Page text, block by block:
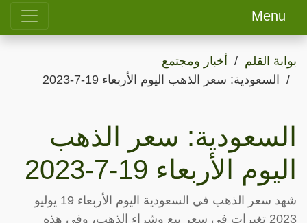
Menu
بوابة القلم
أخبار ومجتمع
السعودية: سعر الذهب اليوم الأربعاء 19-7-2023
السعودية: سعر الذهب
اليوم الأربعاء 19-7-2023
شهد سعر الذهب في السعودية اليوم الأربعاء 19 يوليو
2023 تغيرات في سعر بيع وشراء الذهب، وفي هذه